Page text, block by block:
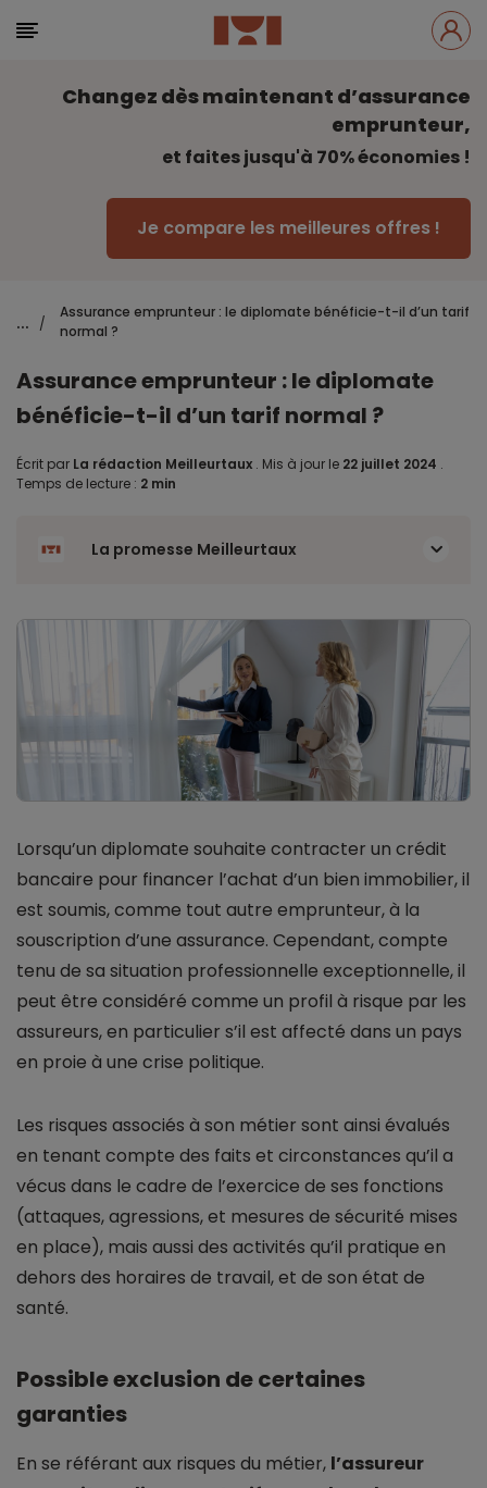
Changez dès maintenant d’assurance
emprunteur,
et faites jusqu'à 70% économies !
Je compare les meilleures offres !
... /
Assurance emprunteur : le diplomate bénéficie-t-il d’un tarif
normal ?
Assurance emprunteur : le diplomate
bénéficie-t-il d’un tarif normal ?
Écrit par La rédaction Meilleurtaux . Mis à jour le 22 juillet 2024 .
Temps de lecture : 2 min
La promesse Meilleurtaux
Lorsqu’un diplomate souhaite contracter un crédit
bancaire pour financer l’achat d’un bien immobilier, il
est soumis, comme tout autre emprunteur, à la
souscription d’une assurance. Cependant, compte
tenu de sa situation professionnelle exceptionnelle, il
peut être considéré comme un profil à risque par les
assureurs, en particulier s’il est affecté dans un pays
en proie à une crise politique.
Les risques associés à son métier sont ainsi évalués
en tenant compte des faits et circonstances qu’il a
vécus dans le cadre de l’exercice de ses fonctions
(attaques, agressions, et mesures de sécurité mises
en place), mais aussi des activités qu’il pratique en
dehors des horaires de travail, et de son état de
santé.
Possible exclusion de certaines
garanties
En se référant aux risques du métier, l’assureur